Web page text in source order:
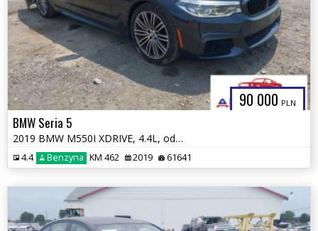
90 000 PLN
BMW Seria 5
2019 BMW M550I XDRIVE, 4.4L, od ubezpieczalni
4.4 Benzyna KM 462 2019 61641